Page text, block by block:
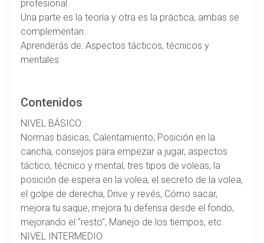
profesional.
Una parte es la teoría y otra es la práctica, ambas se
complementan.
Aprenderás de: Aspectos tácticos, técnicos y
mentales
Contenidos
NIVEL BÁSICO:
Normas básicas, Calentamiento, Posición en la
cancha, consejos para empezar a jugar, aspectos
táctico, técnico y mental, tres tipos de voleas, la
posición de espera en la volea, el secreto de la volea,
el golpe de derecha, Drive y revés, Cómo sacar,
mejora tu saque, mejora tu defensa desde el fondo,
mejorando el "resto", Manejo de los tiempos, etc.
NIVEL INTERMEDIO